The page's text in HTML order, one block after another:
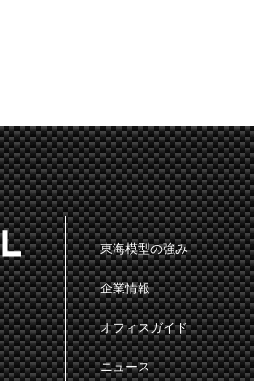
東海模型の強み
企業情報
オフィスガイド
ニュース